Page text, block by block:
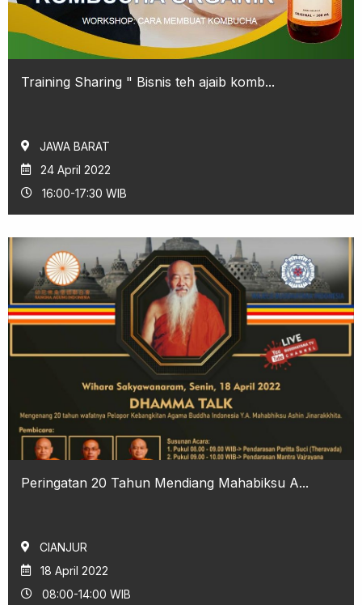
Training Sharing " Bisnis teh ajaib komb...
JAWA BARAT
24 April 2022
16:00-17:30 WIB
Peringatan 20 Tahun Mendiang Mahabiksu A...
CIANJUR
18 April 2022
08:00-14:00 WIB